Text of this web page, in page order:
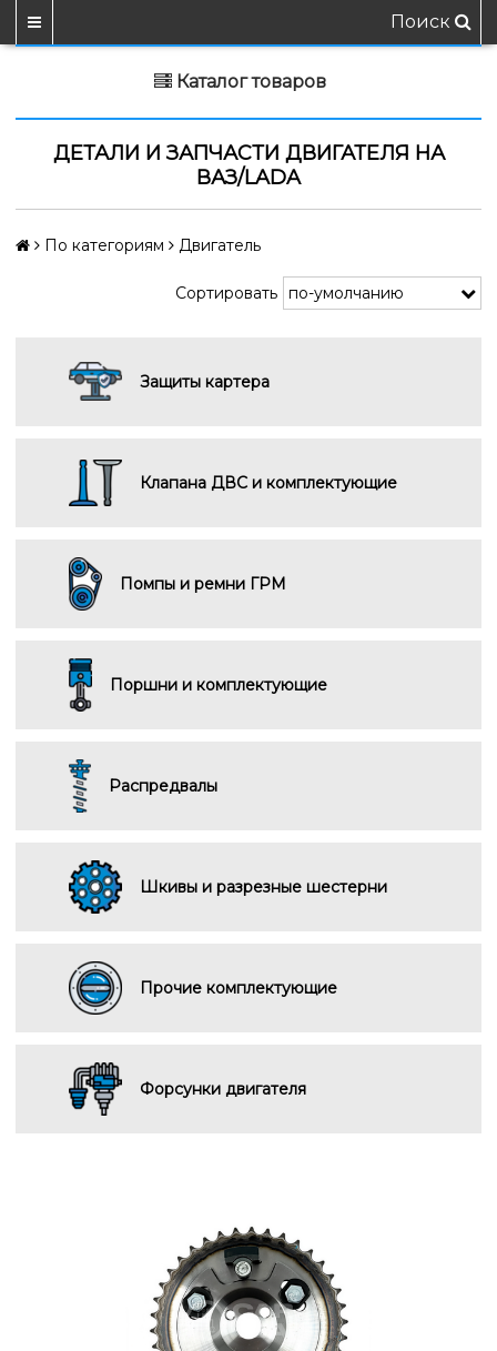
Поиск
Каталог товаров
ДЕТАЛИ И ЗАПЧАСТИ ДВИГАТЕЛЯ НА
ВАЗ/LADA
По категориям Двигатель
Сортировать
Защиты картера
Клапана ДВС и комплектующие
Помпы и ремни ГРМ
Поршни и комплектующие
Распредвалы
Шкивы и разрезные шестерни
Прочие комплектующие
Форсунки двигателя